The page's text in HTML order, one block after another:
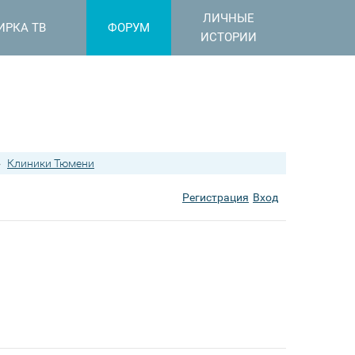
ТВ ФОРУМ
ЛИЧНЫЕ
ИСТОРИИ
Клиники Тюмени
Регистрация Вход